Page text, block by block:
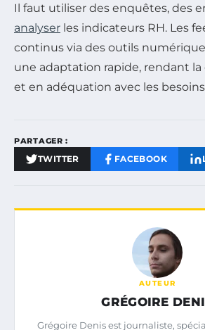
Il faut utiliser des enquêtes, des
analyser les indicateurs RH. Les
continus via des outils
une adaptation rapide, rendant
et en adéquation avec les
PARTAGER :
TWITTER FACEBOOK
AUTEUR
GRÉGOIRE
Grégoire Denis est journaliste,